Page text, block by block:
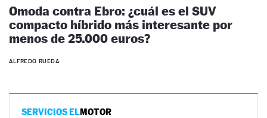
Omoda contra Ebro: ¿cuál es el SUV
compacto híbrido más interesante por
menos de 25.000 euros?
ALFREDO RUEDA
SERVICIOS ELMOTOR